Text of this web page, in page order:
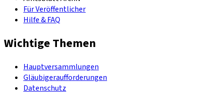
Für Veröffentlicher
Hilfe & FAQ
Wichtige Themen
Hauptversammlungen
Gläubigeraufforderungen
Datenschutz